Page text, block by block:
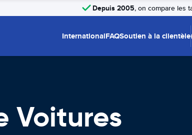
Depuis 2005, on compare les
InternationalFAQSoutien à la clientèle
Voitures